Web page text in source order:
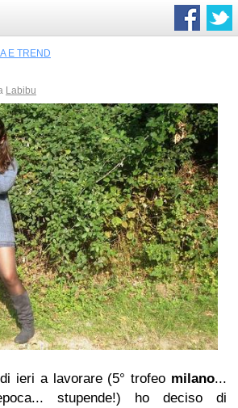
E TREND
Labibu
ieri a lavorare (5° trofeo milano...
stupende!) ho deciso di